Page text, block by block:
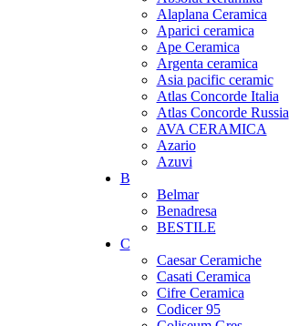
Alaplana Ceramica
Aparici ceramica
Ape Ceramica
Argenta ceramica
Asia pacific ceramic
Atlas Concorde Italia
Atlas Concorde Russia
AVA CERAMICA
Azario
Azuvi
B
Belmar
Benadresa
BESTILE
C
Caesar Ceramiche
Casati Ceramica
Cifre Ceramica
Codicer 95